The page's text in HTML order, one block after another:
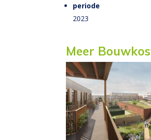
periode
2023
Meer